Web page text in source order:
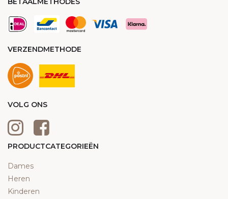
VERZENDMETHODE
VOLG ONS
PRODUCTCATEGORIEËN
Dames
Heren
Kinderen